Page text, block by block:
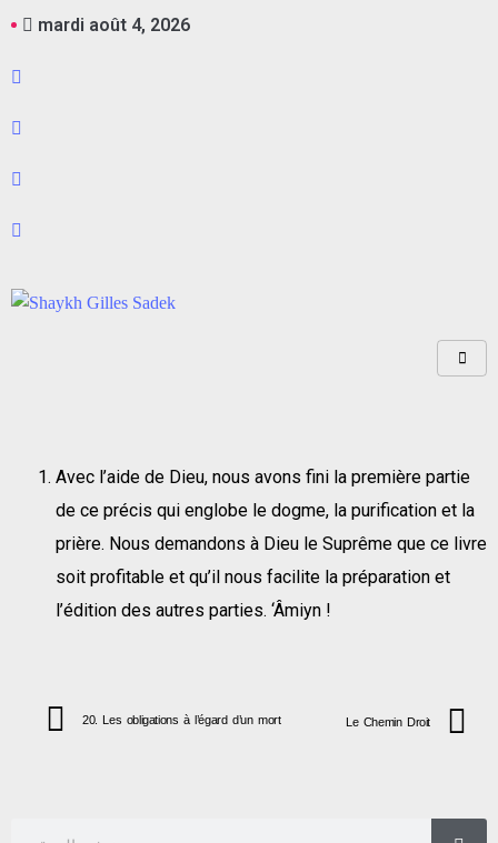
mardi août 4, 2026
Avec l’aide de Dieu, nous avons fini la première partie
de ce précis qui englobe le dogme, la purification et la
prière. Nous demandons à Dieu le Suprême que ce livre
soit profitable et qu’il nous facilite la préparation et
l’édition des autres parties. ‘Âmiyn !
20. Les obligations à l’égard d’un mort Le Chemin Droit